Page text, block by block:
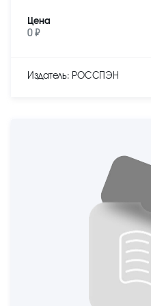
Цена
0 ₽
Издатель: РОССПЭН